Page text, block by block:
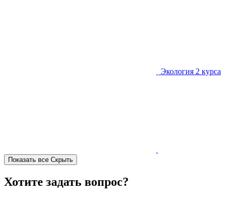
Экология 2 курса
Показать все Скрыть
Хотите задать вопрос?